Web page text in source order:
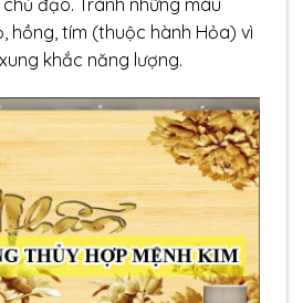
đạo. Tránh những màu
hồng, tím (thuộc hành Hỏa) vì
khắc năng lượng.